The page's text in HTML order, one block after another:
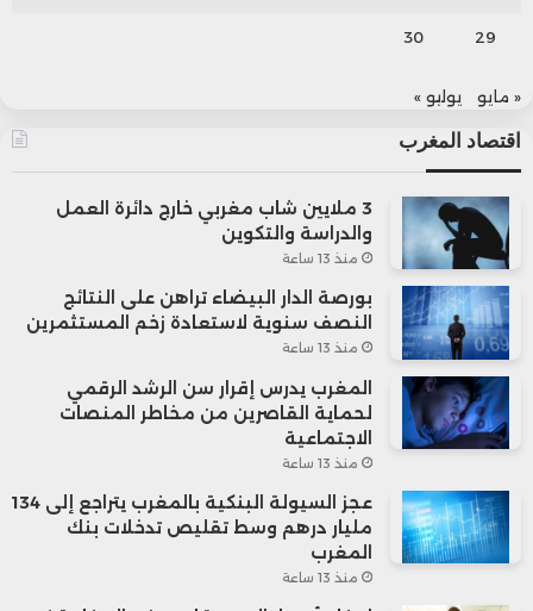
29
30
« مايو يوليو »
اقتصاد المغرب
3 ملايين شاب مغربي خارج دائرة العمل
والدراسة والتكوين
منذ 13 ساعة
بورصة الدار البيضاء تراهن على النتائج
النصف سنوية لاستعادة زخم المستثمرين
منذ 13 ساعة
المغرب يدرس إقرار سن الرشد الرقمي
لحماية القاصرين من مخاطر المنصات
الاجتماعية
منذ 13 ساعة
عجز السيولة البنكية بالمغرب يتراجع إلى 134
مليار درهم وسط تقليص تدخلات بنك
المغرب
منذ 13 ساعة